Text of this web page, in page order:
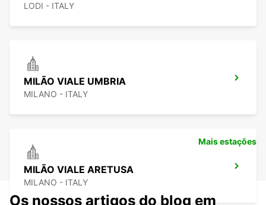
LODI - ITALY
MILÃO VIALE UMBRIA
MILANO - ITALY
MILÃO VIALE ARETUSA
MILANO - ITALY
Mais estações
Os nossos artigos do blog em